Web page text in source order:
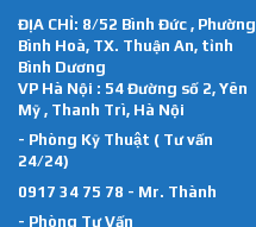
ĐỊA CHỈ: 8/52 Bình Đức , Phường
Bình Hoà, TX. Thuận An, tỉnh
Bình Dương
VP Hà Nội : 54 Đường số 2, Yên
Mỹ , Thanh Trì, Hà Nội
- Phòng Kỹ Thuật ( Tư vấn
24/24)
0917 34 75 78 - Mr. Thành
- Phòng Tư Vấn